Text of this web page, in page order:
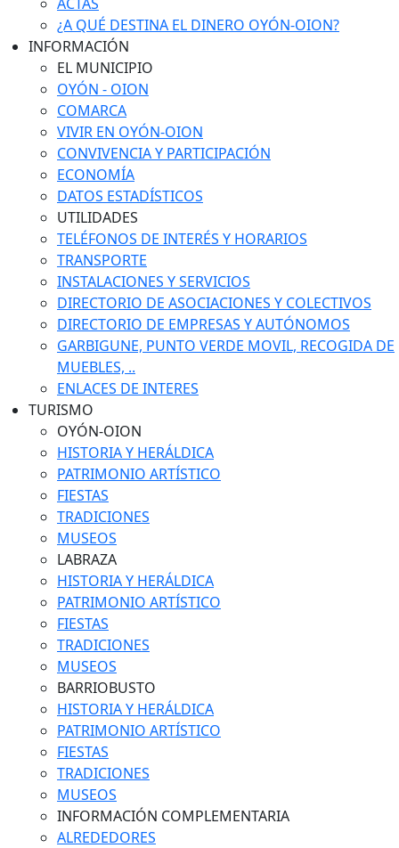
¿A QUÉ DESTINA EL DINERO OYÓN-OION?
INFORMACIÓN
EL MUNICIPIO
OYÓN - OION
COMARCA
VIVIR EN OYÓN-OION
CONVIVENCIA Y PARTICIPACIÓN
ECONOMÍA
DATOS ESTADÍSTICOS
UTILIDADES
TELÉFONOS DE INTERÉS Y HORARIOS
TRANSPORTE
INSTALACIONES Y SERVICIOS
DIRECTORIO DE ASOCIACIONES Y COLECTIVOS
DIRECTORIO DE EMPRESAS Y AUTÓNOMOS
GARBIGUNE, PUNTO VERDE MOVIL, RECOGIDA DE
MUEBLES, ..
ENLACES DE INTERES
TURISMO
OYÓN-OION
HISTORIA Y HERÁLDICA
PATRIMONIO ARTÍSTICO
FIESTAS
TRADICIONES
MUSEOS
LABRAZA
HISTORIA Y HERÁLDICA
PATRIMONIO ARTÍSTICO
FIESTAS
TRADICIONES
MUSEOS
BARRIOBUSTO
HISTORIA Y HERÁLDICA
PATRIMONIO ARTÍSTICO
FIESTAS
TRADICIONES
MUSEOS
INFORMACIÓN COMPLEMENTARIA
ALREDEDORES